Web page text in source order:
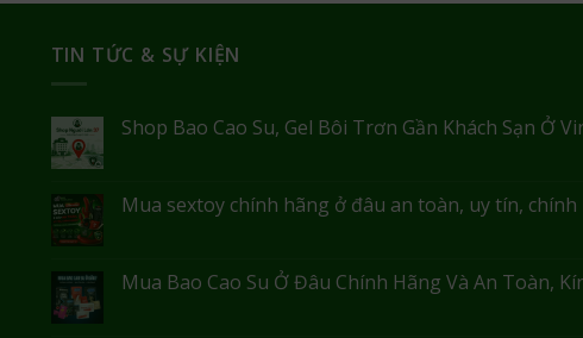
TIN TỨC & SỰ KIỆN
Shop Bao Cao Su, Gel Bôi Trơn Gần Khách Sạn Ở
Mua sextoy chính hãng ở đâu an toàn, uy tín, chính
Mua Bao Cao Su Ở Đâu Chính Hãng Và An Toàn,